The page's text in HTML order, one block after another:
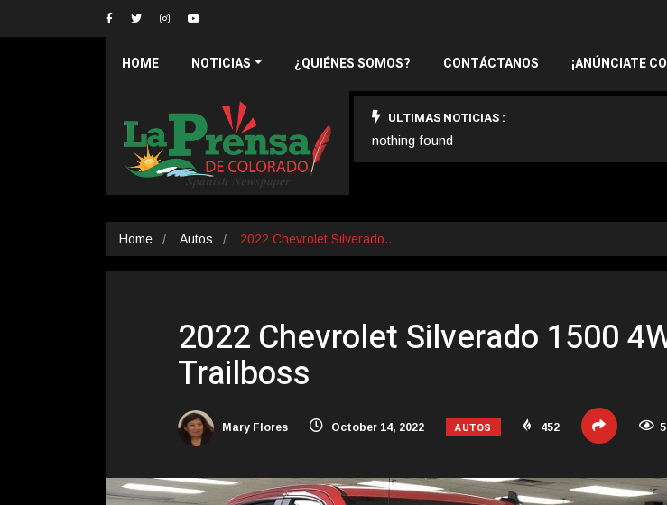
HOME NOTICIAS ¿QUIÉNES SOMOS? CONTÁCTANOS ¡ANÚNCIATE
ULTIMAS NOTICIAS :
nothing found
Home Autos 2022 Chevrolet Silverado…
2022 Chevrolet Silverado 1500
Trailboss
Mary Flores October 14, 2022 AUTOS 452